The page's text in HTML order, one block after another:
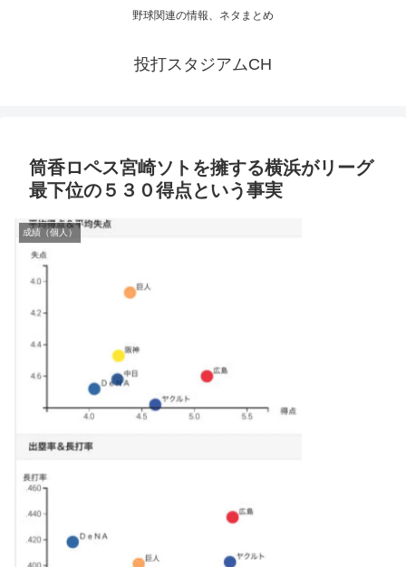
野球関連の情報、ネタまとめ
投打スタジアムCH
筒香ロペス宮崎ソトを擁する横浜がリーグ
最下位の５３０得点という事実
成績（個人）